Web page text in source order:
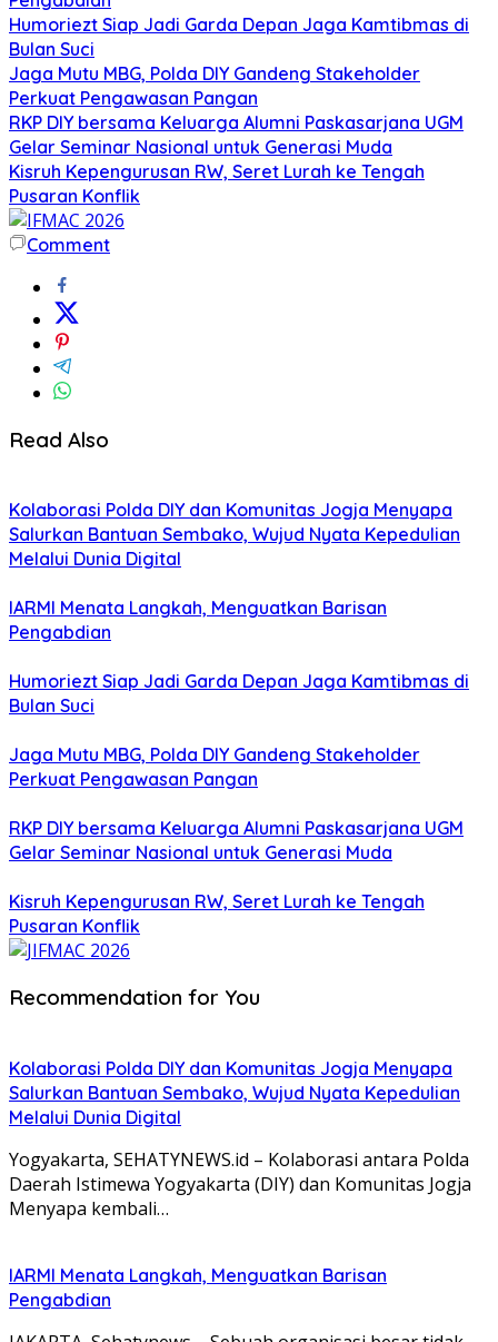
Humoriezt Siap Jadi Garda Depan Jaga Kamtibmas di
Bulan Suci
Jaga Mutu MBG, Polda DIY Gandeng Stakeholder
Perkuat Pengawasan Pangan
RKP DIY bersama Keluarga Alumni Paskasarjana UGM
Gelar Seminar Nasional untuk Generasi Muda
Kisruh Kepengurusan RW, Seret Lurah ke Tengah
Pusaran Konflik
Comment
Read Also
Kolaborasi Polda DIY dan Komunitas Jogja Menyapa
Salurkan Bantuan Sembako, Wujud Nyata Kepedulian
Melalui Dunia Digital
IARMI Menata Langkah, Menguatkan Barisan
Pengabdian
Humoriezt Siap Jadi Garda Depan Jaga Kamtibmas di
Bulan Suci
Jaga Mutu MBG, Polda DIY Gandeng Stakeholder
Perkuat Pengawasan Pangan
RKP DIY bersama Keluarga Alumni Paskasarjana UGM
Gelar Seminar Nasional untuk Generasi Muda
Kisruh Kepengurusan RW, Seret Lurah ke Tengah
Pusaran Konflik
Recommendation for You
Kolaborasi Polda DIY dan Komunitas Jogja Menyapa
Salurkan Bantuan Sembako, Wujud Nyata Kepedulian
Melalui Dunia Digital
Yogyakarta, SEHATYNEWS.id – Kolaborasi antara Polda
Daerah Istimewa Yogyakarta (DIY) dan Komunitas Jogja
Menyapa kembali…
IARMI Menata Langkah, Menguatkan Barisan
Pengabdian